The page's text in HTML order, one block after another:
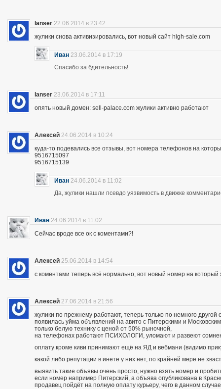
lanser 22.06.2014 в 23:42
жулики снова активизировались, вот новый сайт high-sale.com
Иван 23.06.2014 в 17:19
Спасибо за бдительность!
lanser 23.06.2014 в 17:11
опять новый домен: sell-palace.com жулики активно работают
Алексей 24.06.2014 в 10:24
куда-то подевались все отзывы, вот номера телефонов на
9516715097
9516715139
Иван 24.06.2014 в 11:02
Да, жулики нашли псевдо уязвимость в движке
Иван 24.06.2014 в 11:02
Сейчас вроде все ок с коментами?!
Алексей 25.06.2014 в 14:54
с коментами теперь всё нормально, вот новый номер на
Алексей 27.06.2014 в 21:56
жулики по прежнему работают, теперь только по немного другой
появилась уйма объявлений на авито с Питерскими и
только белую технику с ценой от 50% рыночной,
на телефонах работают ПСИХОЛОГИ, уломают и развеют
оплату кроме киви принимают ещё на ЯД и вебмани (видимо
какой либо репутации в инете у них нет, по крайней мере не
выявить такие объявы очень просто, нужно взять номер и
если номер например Питерский, а объява опубликована в
продавец пойдёт на полную оплату курьеру, чего в данном